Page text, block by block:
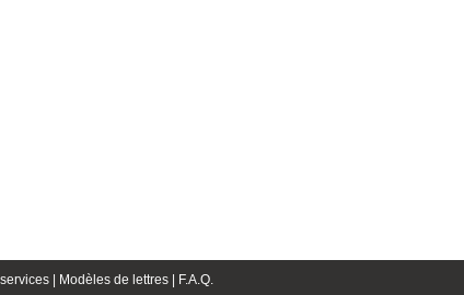
| Modèles de lettres |
F.A.Q.